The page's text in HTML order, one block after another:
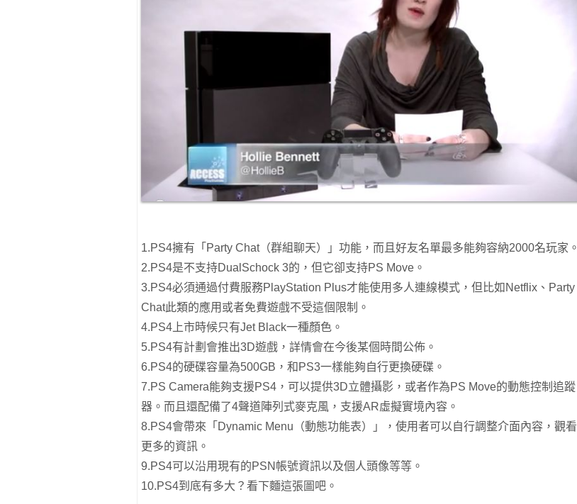
1.PS4擁有「Party Chat（群組聊天）」功能，而且好友名單最多能夠容納2000名玩家。
2.PS4是不支持DualSchock 3的，但它卻支持PS Move。
3.PS4必須通過付費服務PlayStation Plus才能使用多人連線模式，但比如Netflix、Party
Chat此類的應用或者免費遊戲不受這個限制。
4.PS4上市時候只有Jet Black一種顏色。
5.PS4有計劃會推出3D遊戲，詳情會在今後某個時間公佈。
6.PS4的硬碟容量為500GB，和PS3一樣能夠自行更換硬碟。
7.PS Camera能夠支援PS4，可以提供3D立體攝影，或者作為PS Move的動態控制追蹤
器。而且還配備了4聲道陣列式麥克風，支援AR虛擬實境內容。
8.PS4會帶來「Dynamic Menu（動態功能表）」，使用者可以自行調整介面內容，觀看
更多的資訊。
9.PS4可以沿用現有的PSN帳號資訊以及個人頭像等等。
10.PS4到底有多大？看下麵這張圖吧。